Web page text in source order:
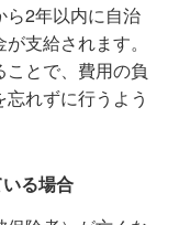
ら2年以内に自治
支給されます。
とで、費用の負
れずに行うよう
る場合